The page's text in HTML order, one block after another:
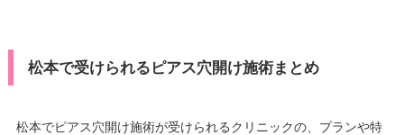
松本で受けられるピアス穴開け施術まとめ
松本でピアス穴開け施術が受けられるクリニックの、プランや特